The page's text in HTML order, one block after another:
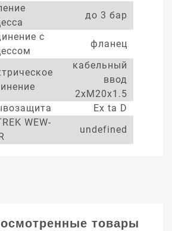
до 3 бар
с
фланец
кабельный
ввод
2xM20x1.5
Ex ta D
WEW-
undefined
товары